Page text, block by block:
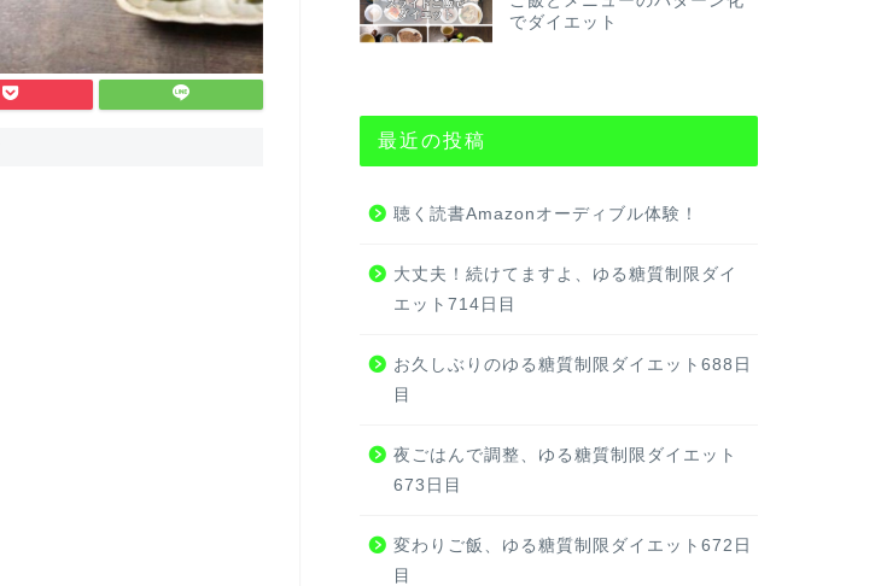
でダイエット
最近の投稿
聴く読書Amazonオーディブル体験！
大丈夫！続けてますよ、ゆる糖質制限ダイ
エット714日目
お久しぶりのゆる糖質制限ダイエット688日
目
夜ごはんで調整、ゆる糖質制限ダイエット
673日目
変わりご飯、ゆる糖質制限ダイエット672日
目